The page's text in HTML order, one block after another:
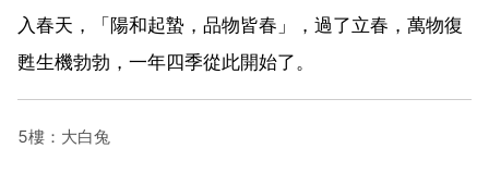
入春天，「陽和起蟄，品物皆春」，過了立春，萬物復
甦生機勃勃，一年四季從此開始了。
5樓：大白兔